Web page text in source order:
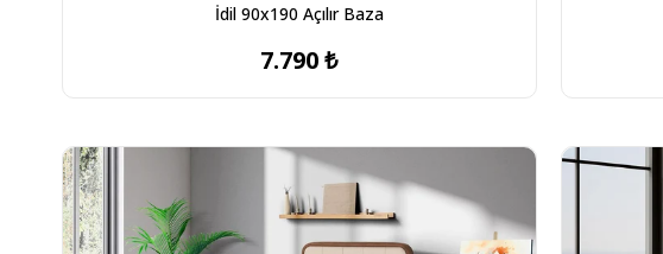
İdil 90x190 Açılır Baza
7.790 ₺